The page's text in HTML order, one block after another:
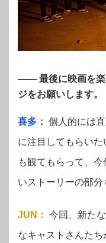
—— 最後に映画を楽
ジをお願いします。
喜多： 個人的には
に注目してもらい
も観てもらって、
いストーリーの部分
JUN ： 今回、新た
なキャストさんた